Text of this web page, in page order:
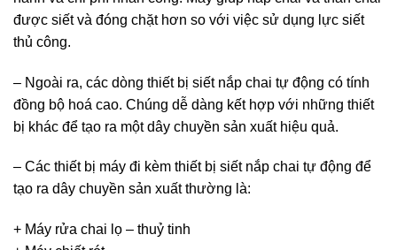
được siết và đóng chặt hơn so với việc sử dụng lực siết
thủ công.
– Ngoài ra, các dòng thiết bị siết nắp chai tự động có tính
đồng bộ hoá cao. Chúng dễ dàng kết hợp với những thiết
bị khác để tạo ra một dây chuyền sản xuất hiệu quả.
– Các thiết bị máy đi kèm thiết bị siết nắp chai tự động để
tạo ra dây chuyền sản xuất thường là:
+ Máy rửa chai lọ – thuỷ tinh